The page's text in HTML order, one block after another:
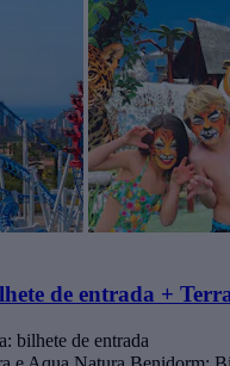
de entrada +
bilhete de entrada